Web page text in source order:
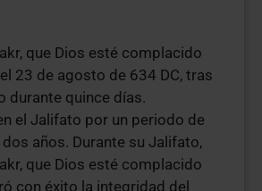
que Dios esté complacido
23 de agosto de 634 DC, tras
durante quince días.
el Jalifato por un periodo de
años. Durante su Jalifato,
que Dios esté complacido
con éxito la integridad del